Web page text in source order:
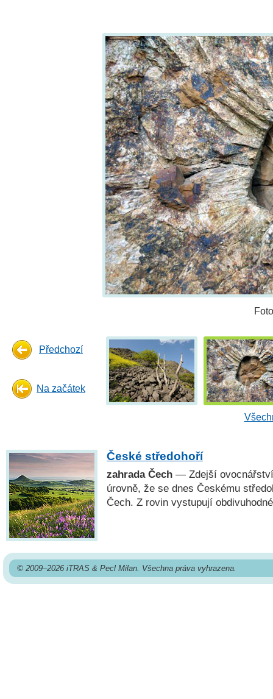
Předchozí
Na začátek
České středohoří
zahrada Čech — Zdejší
úrovně, že se dnes Českému
Čech. Z rovin vystupují
© 2009–2026 iTRAS & Pecl Milan. Všechna práva vyhrazena.